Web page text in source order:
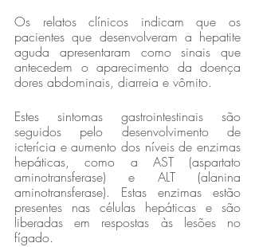
Os relatos clínicos indicam que os
pacientes que desenvolveram a hepatite
aguda apresentaram como sinais que
antecedem o aparecimento da doença
dores abdominais, diarreia e vômito.
Estes sintomas gastrointestinais são
seguidos pelo desenvolvimento de
icterícia e aumento dos níveis de enzimas
hepáticas, como a AST (aspartato
aminotransferase) e ALT (alanina
aminotransferase). Estas enzimas estão
presentes nas células hepáticas e são
liberadas em respostas às lesões no
fígado.